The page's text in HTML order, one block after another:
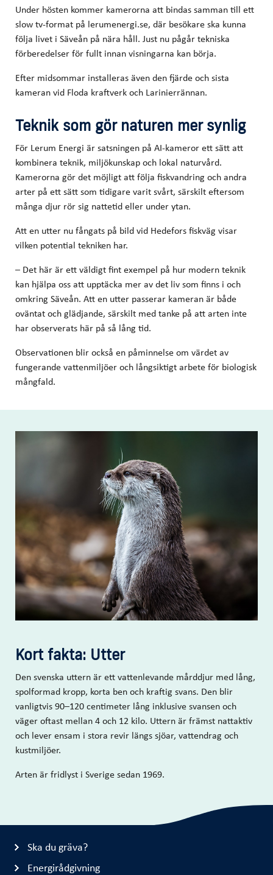
Under hösten kommer kamerorna att bindas samman till ett
slow tv-format på lerumenergi.se, där besökare ska kunna
följa livet i Säveån på nära håll. Just nu pågår tekniska
förberedelser för fullt innan visningarna kan börja.
Efter midsommar installeras även den fjärde och sista
kameran vid Floda kraftverk och Larinierrännan.
Teknik som gör naturen mer synlig
För Lerum Energi är satsningen på AI-kameror ett sätt att
kombinera teknik, miljökunskap och lokal naturvård.
Kamerorna gör det möjligt att följa fiskvandring och andra
arter på ett sätt som tidigare varit svårt, särskilt eftersom
många djur rör sig nattetid eller under ytan.
Att en utter nu fångats på bild vid Hedefors fiskväg visar
vilken potential tekniken har.
– Det här är ett väldigt fint exempel på hur modern teknik
kan hjälpa oss att upptäcka mer av det liv som finns i och
omkring Säveån. Att en utter passerar kameran är både
oväntat och glädjande, särskilt med tanke på att arten inte
har observerats här på så lång tid.
Observationen blir också en påminnelse om värdet av
fungerande vattenmiljöer och långsiktigt arbete för biologisk
mångfald.
Kort fakta: Utter
Den svenska uttern är ett vattenlevande mårddjur med lång,
spolformad kropp, korta ben och kraftig svans. Den blir
vanligtvis 90–120 centimeter lång inklusive svansen och
väger oftast mellan 4 och 12 kilo. Uttern är främst nattaktiv
och lever ensam i stora revir längs sjöar, vattendrag och
kustmiljöer.
Arten är fridlyst i Sverige sedan 1969.
Ska du gräva?
Energirådgivning